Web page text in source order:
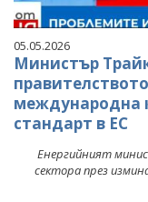
05.05.2026
Министър
международна
стандарт в ЕС
Енергийният
сектора през